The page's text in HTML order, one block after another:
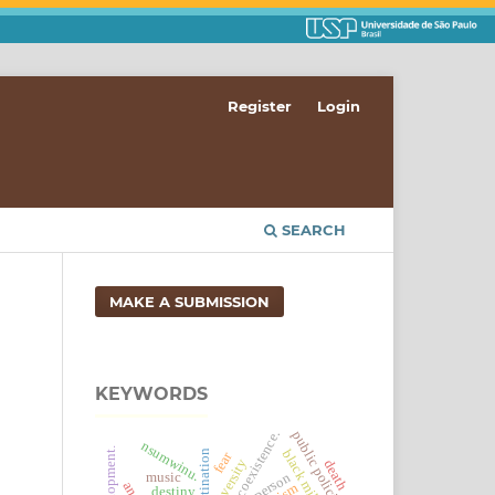
SEARCH
Register Login
MAKE A SUBMISSION
KEYWORDS
destiny diversitycoexistence.public policies
nsumwinu.
music
fear death